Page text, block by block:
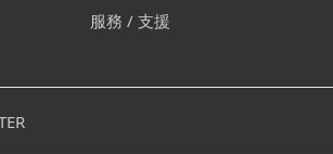
創建屬於自己的帳
帳號下載各式型錄及進入個人頁面。您亦
服務 / 支援